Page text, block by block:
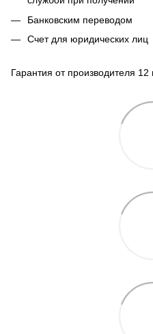
Банковским переводом
Счет для юридических лиц
Гарантия от производителя 12